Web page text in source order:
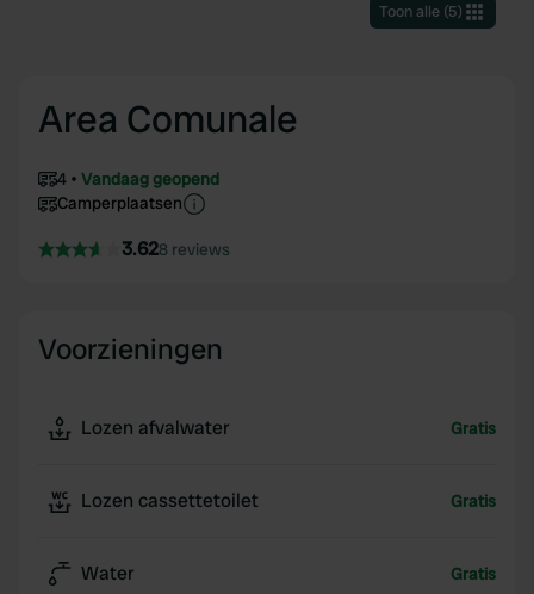
Toon alle(5)
Area Comunale
4
Vandaag geopend
Camperplaatsen
3.628 reviews
Voorzieningen
Lozen afvalwater Gratis
Lozen cassettetoilet Gratis
Water Gratis